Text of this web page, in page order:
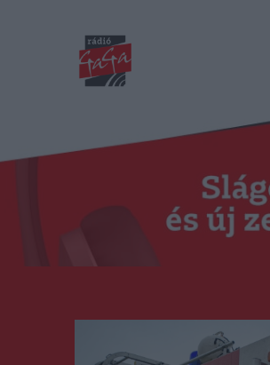
RÁDIÓ GAGA
Műsorok
Duma Duba
Podcast és videók
Stáb